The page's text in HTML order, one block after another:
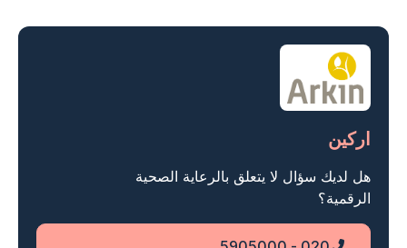
اركين
هل لديك سؤال لا يتعلق بالرعاية الصحية
الرقمية؟